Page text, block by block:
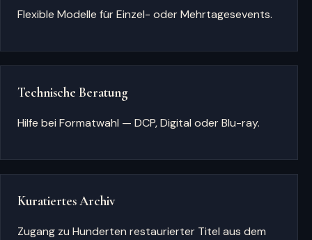
Flexible Modelle für Einzel- oder Mehrtagesevents.
Technische Beratung
Hilfe bei Formatwahl — DCP, Digital oder Blu-ray.
Kuratiertes Archiv
Zugang zu Hunderten restaurierter Titel aus dem